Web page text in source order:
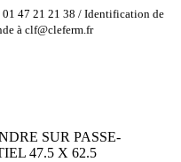
01 47 21 21 38 / Identification de
à clf@cleferm.fr
SUR PASSE-
47.5 X 62.5